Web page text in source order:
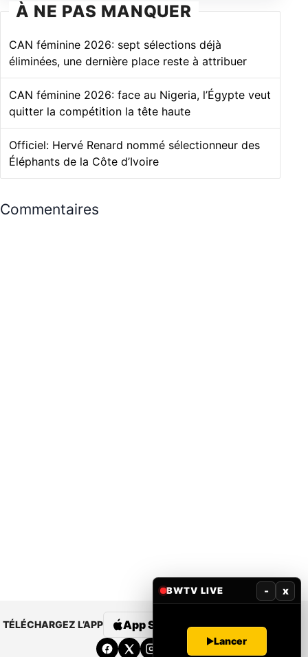
À NE PAS MANQUER
CAN féminine 2026: sept sélections déjà
éliminées, une dernière place reste à attribuer
CAN féminine 2026: face au Nigeria, l’Égypte veut
quitter la compétition la tête haute
Officiel: Hervé Renard nommé sélectionneur des
Éléphants de la Côte d’Ivoire
Commentaires
TÉLÉCHARGEZ L’APP App Store Google Play
BWTV LIVE - x
Lancer